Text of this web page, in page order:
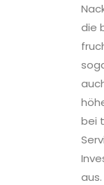
die
bei
aus.